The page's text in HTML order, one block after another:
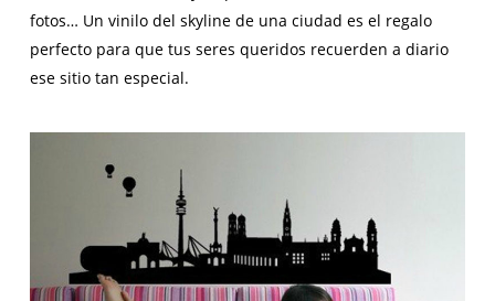
fotos… Un vinilo del skylinede una ciudad es el regalo
perfecto para que tus seres queridos recuerden a diario
ese sitio tan especial.